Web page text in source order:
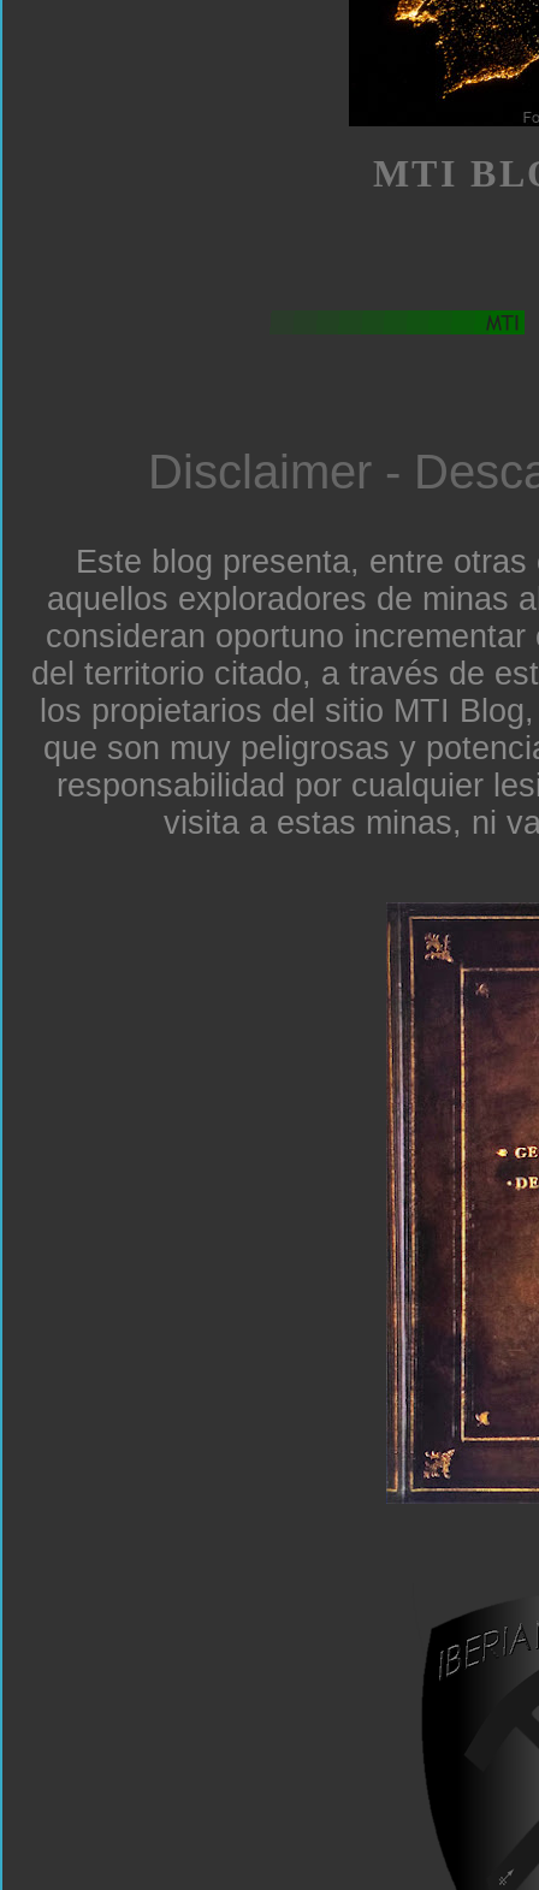
MTI
Disclaimer -
Este blog presenta, entre
aquellos exploradores de minas
consideran oportuno
del territorio citado, a través de
los propietarios del sitio MTI
que son muy peligrosas y
responsabilidad por cualquier
visita a estas minas, ni